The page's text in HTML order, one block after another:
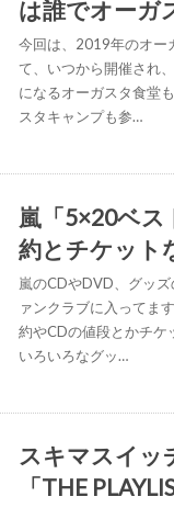
は誰でオーガ
今回は、2019年のオー
て、いつから開催され
になるオーガスタ食堂
スタキャンプも参…
嵐「5×20ベス
約とチケット
嵐のCDやDVD、グッ
ァンクラブに入ってま
約やCDの値段とかチケ
いろいろなグッ…
スキマスイッ
「THE